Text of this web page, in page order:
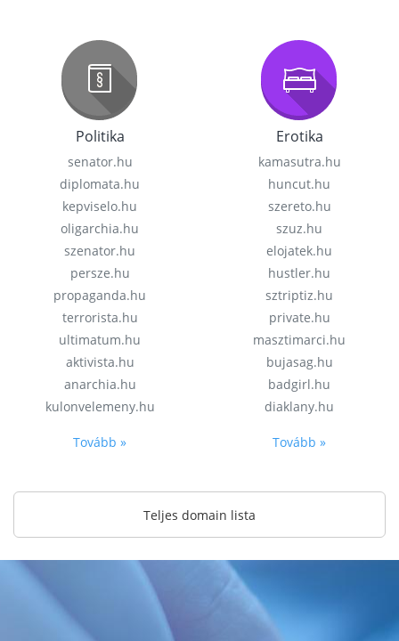
Politika
senator.hu
diplomata.hu
kepviselo.hu
oligarchia.hu
szenator.hu
persze.hu
propaganda.hu
terrorista.hu
ultimatum.hu
aktivista.hu
anarchia.hu
kulonvelemeny.hu
Tovább »
Erotika
kamasutra.hu
huncut.hu
szereto.hu
szuz.hu
elojatek.hu
hustler.hu
sztriptiz.hu
private.hu
masztimarci.hu
bujasag.hu
badgirl.hu
diaklany.hu
Tovább »
Teljes domain lista